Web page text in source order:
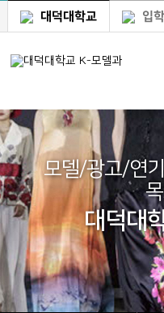
대덕대학교 입
모델/광고/연
대덕대